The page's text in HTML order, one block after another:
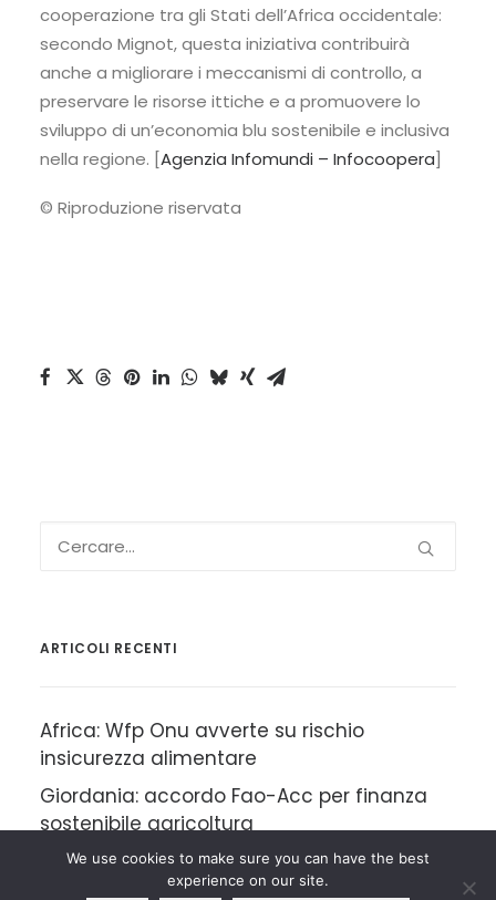
cooperazione tra gli Stati dell’Africa occidentale:
secondo Mignot, questa iniziativa contribuirà
anche a migliorare i meccanismi di controllo, a
preservare le risorse ittiche e a promuovere lo
sviluppo di un’economia blu sostenibile e inclusiva
nella regione. [Agenzia Infomundi – Infocoopera]
© Riproduzione riservata
ARTICOLI RECENTI
Africa: Wfp Onu avverte su rischio
insicurezza alimentare
Giordania: accordo Fao-Acc per finanza
sostenibile agricoltura
Rd Congo: Ebola, la più grande epidemia
mai registrata nel Paese
We use cookies to make sure you can have the best
experience on our site.